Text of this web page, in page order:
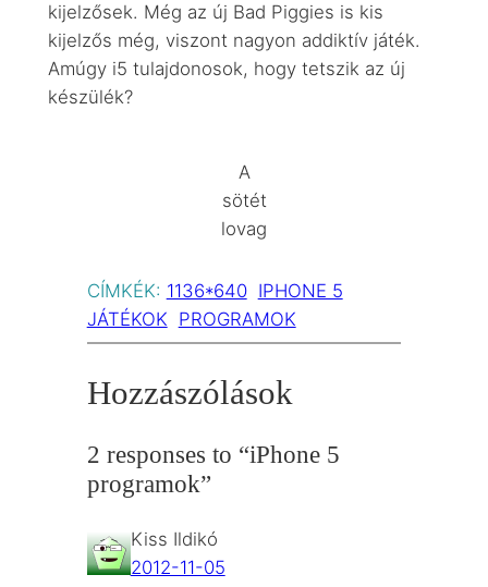
kijelzősek. Még az új Bad Piggies is kis
kijelzős még, viszont nagyon addiktív játék.
Amúgy i5 tulajdonosok, hogy tetszik az új
készülék?
A
sötét
lovag
CÍMKÉK: 1136*640 IPHONE 5
JÁTÉKOK PROGRAMOK
Hozzászólások
2 responses to “iPhone 5
programok”
Kiss Ildikó
2012-11-05